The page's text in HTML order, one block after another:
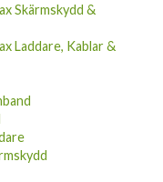
Skärmskydd &
Laddare, Kablar &